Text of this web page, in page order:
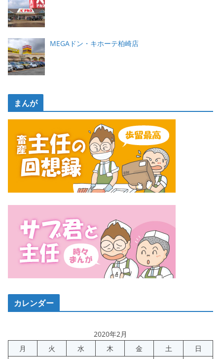
MEGAドン・キホーテ柏崎店
まんが
カレンダー
2020年2月
月
火 水 木 金 土
日